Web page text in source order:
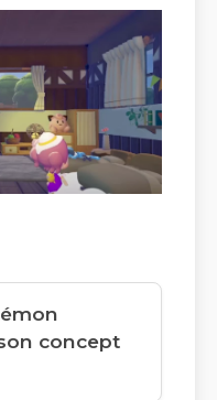
concept